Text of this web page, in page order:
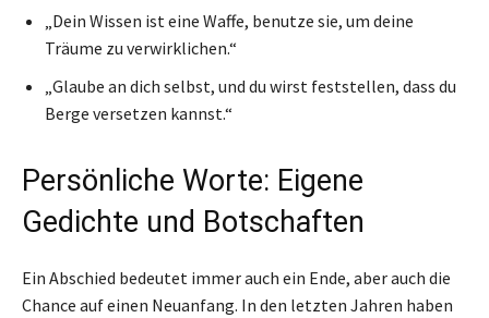
„Dein Wissen ist eine Waffe, benutze sie, um deine
Träume zu verwirklichen.“
„Glaube an dich selbst, und du wirst feststellen, dass du
Berge versetzen kannst.“
Persönliche Worte: Eigene
Gedichte und Botschaften
Ein Abschied bedeutet immer auch ein Ende, aber auch die
Chance auf einen Neuanfang. In den letzten Jahren haben